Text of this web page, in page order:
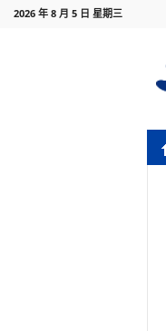
2026 年 8 月 5 日 星期三